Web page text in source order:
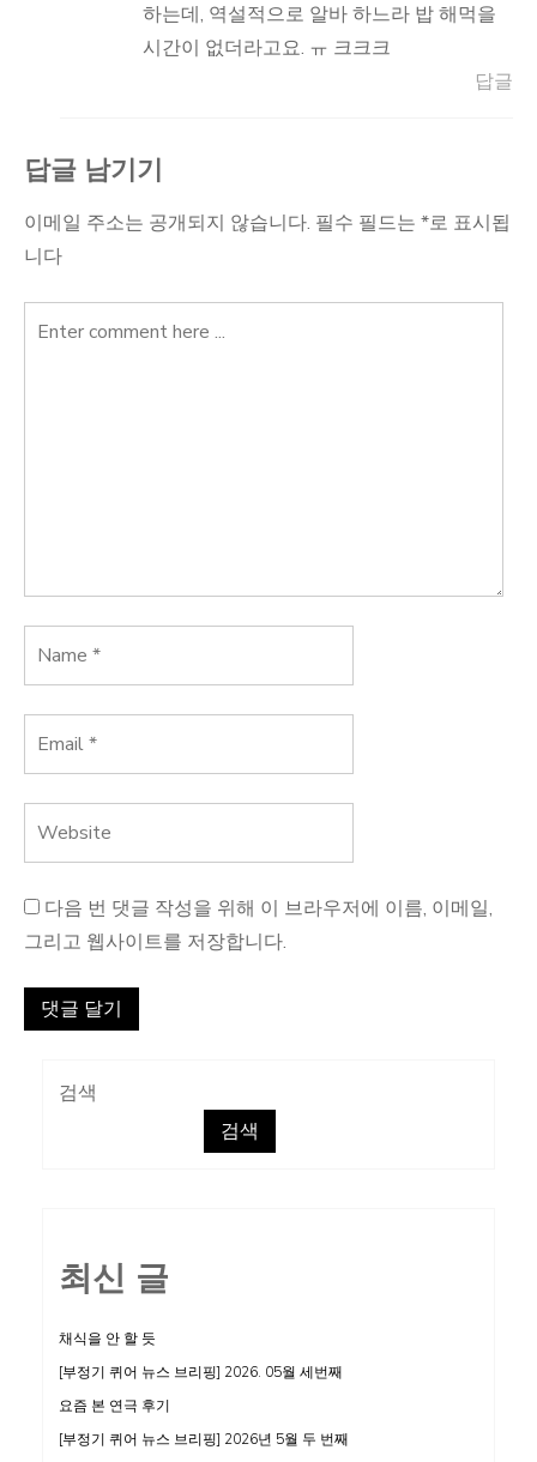
하는데, 역설적으로 알바 하느라 밥 해먹을
시간이 없더라고요. ㅠ 크크크
답글
답글 남기기
이메일 주소는 공개되지 않습니다. 필수 필드는 *로 표시됩
니다
다음 번 댓글 작성을 위해 이 브라우저에 이름, 이메일,
그리고 웹사이트를 저장합니다.
검색
검색
최신 글
채식을 안 할 듯
[부정기 퀴어 뉴스 브리핑] 2026. 05월 세번째
요즘 본 연극 후기
[부정기 퀴어 뉴스 브리핑] 2026년 5월 두 번째